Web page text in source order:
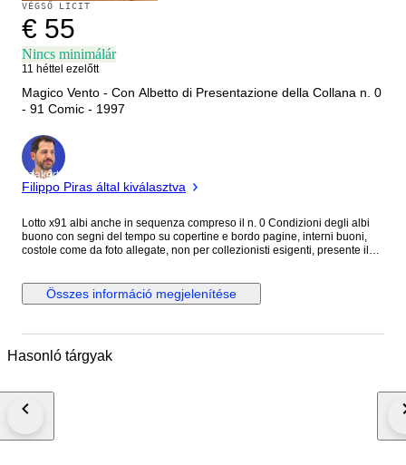
VÉGSŐ LICIT
€ 55
Nincs minimálár
11 héttel ezelőtt
Magico Vento - Con Albetto di Presentazione della Collana n. 0
- 91 Comic - 1997
Szakértő
Filippo Piras által kiválasztva
Lotto x91 albi anche in sequenza compreso il n. 0 Condizioni degli albi
buono con segni del tempo su copertine e bordo pagine, interni buoni,
costole come da foto allegate, non per collezionisti esigenti, presente il
protagonista di due omonime serie a fumetti di genere western/horror
pubblicate in Italia dalla Sergio Bonelli Editore.
Összes információ megjelenítése
Hasonló tárgyak